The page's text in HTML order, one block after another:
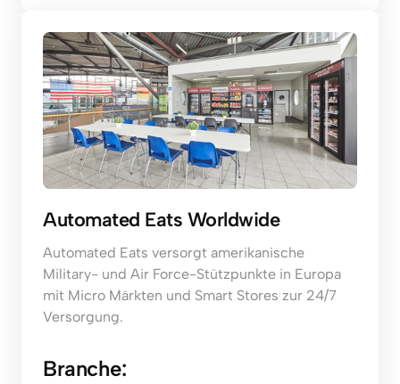
Automated Eats Worldwide
Automated Eats versorgt amerikanische
Military- und Air Force-Stützpunkte in Europa
mit Micro Märkten und Smart Stores zur 24/7
Versorgung.
Branche: